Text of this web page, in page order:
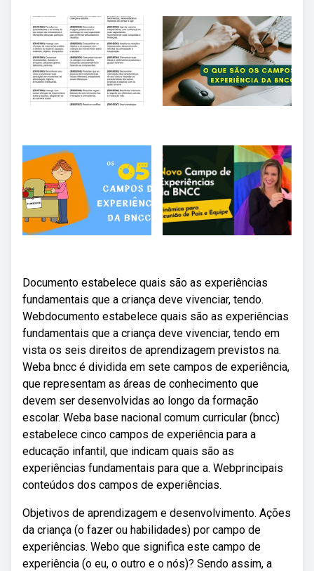
Documento estabelece quais são as experiências
fundamentais que a criança deve vivenciar, tendo.
Webdocumento estabelece quais são as experiências
fundamentais que a criança deve vivenciar, tendo em
vista os seis direitos de aprendizagem previstos na.
Weba bncc é dividida em sete campos de experiência,
que representam as áreas de conhecimento que
devem ser desenvolvidas ao longo da formação
escolar. Weba base nacional comum curricular (bncc)
estabelece cinco campos de experiência para a
educação infantil, que indicam quais são as
experiências fundamentais para que a. Webprincipais
conteúdos dos campos de experiências.
Objetivos de aprendizagem e desenvolvimento. Ações
da criança (o fazer ou habilidades) por campo de
experiências. Webo que significa este campo de
experiência (o eu, o outro e o nós)? Sendo assim, a